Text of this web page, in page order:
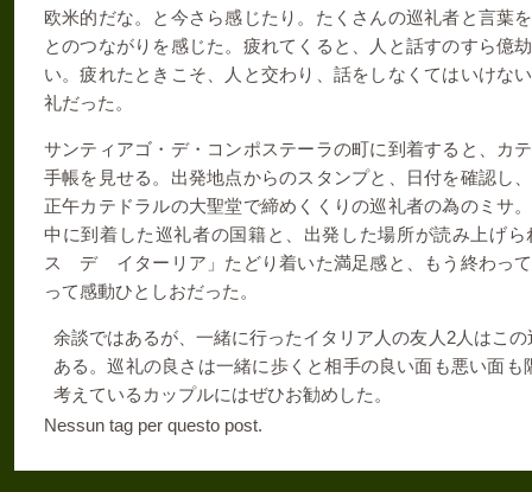
欧米的だな。と今さら感じたり。たくさんの巡礼者と言葉
とのつながりを感じた。疲れてくると、人と話すのすら億
い。疲れたときこそ、人と交わり、話をしなくてはいけな
礼だった。
サンティアゴ・デ・コンポステーラの町に到着すると、カ
手帳を見せる。出発地点からのスタンプと、日付を確認し
正午カテドラルの大聖堂で締めくくりの巡礼者の為のミサ
中に到着した巡礼者の国籍と、出発した場所が読み上げ
ス デ イターリア」たどり着いた満足感と、もう終わっ
って感動ひとしおだった。
余談ではあるが、一緒に行ったイタリア人の友人 2人はこの
ある。巡礼の良さは一緒に歩くと相手の良い面も悪い面
考えているカップルにはぜひお勧めした。
Nessun tag per questo post.